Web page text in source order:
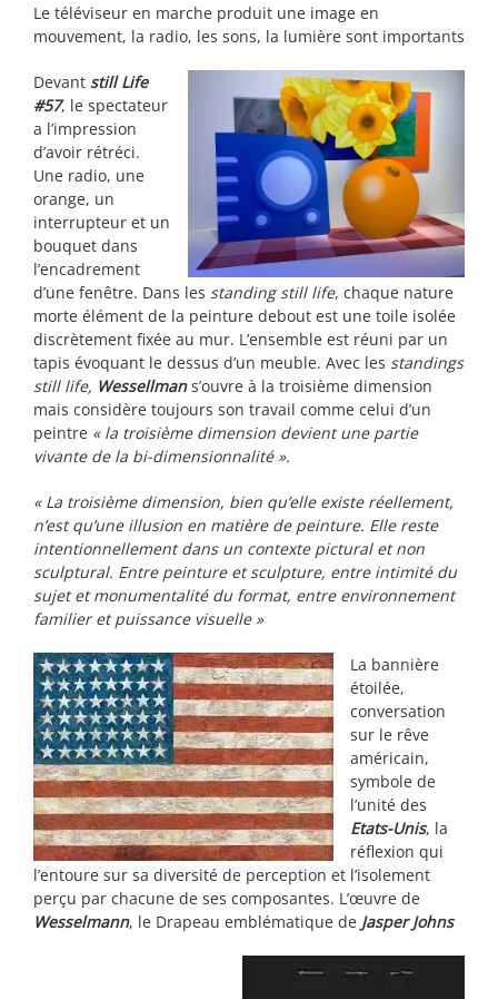
Le téléviseur en marche produit une image en
mouvement, la radio, les sons, la lumière sont importants
Devant still Life
#57, le spectateur
a l’impression
d’avoir rétréci.
Une radio, une
orange, un
interrupteur et un
bouquet dans
l’encadrement
d’une fenêtre. Dans les standing still life, chaque nature
morte élément de la peinture debout est une toile isolée
discrètement fixée au mur. L’ensemble est réuni par un
tapis évoquant le dessus d’un meuble. Avec les standings
still life, Wessellmans’ouvre à la troisième dimension
mais considère toujours son travail comme celui d’un
peintre « la troisième dimension devient une partie
vivante de la bi-dimensionnalité ».
« La troisième dimension, bien qu’elle existe réellement,
n’est qu’une illusion en matière de peinture. Elle reste
intentionnellement dans un contexte pictural et non
sculptural. Entre peinture et sculpture, entre intimité du
sujet et monumentalité du format, entre environnement
familier et puissance visuelle »
La bannière
étoilée,
conversation
sur le rêve
américain,
symbole de
l’unité des
Etats-Unis, la
réflexion qui
l’entoure sur sa diversité de perception et l’isolement
perçu par chacune de ses composantes. L’œuvre de
Wesselmann, le Drapeau emblématique de Jasper Johns